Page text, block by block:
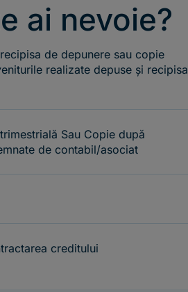
ai nevoie?
de depunere sau copie
realizate depuse și recipisa
Sau Copie după
de contabil/asociat
creditului